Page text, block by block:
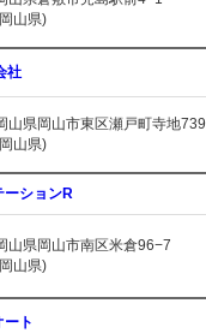
山県)
社
山県岡山市東区瀬戸町寺地739
山県)
ーションR
山県岡山市南区米倉96−7
山県)
ート